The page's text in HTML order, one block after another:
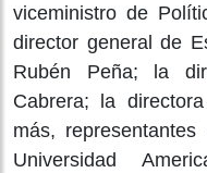
viceministro de
director general de
Rubén Peña; la
Cabrera; la
más,
Universidad